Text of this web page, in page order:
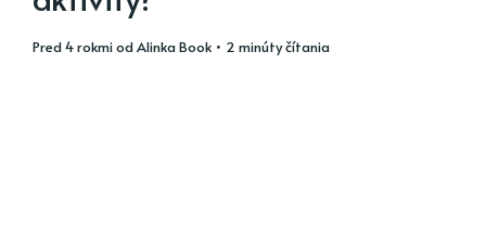
pred 4 rokmiodAlinka Book • 2 minúty čítania